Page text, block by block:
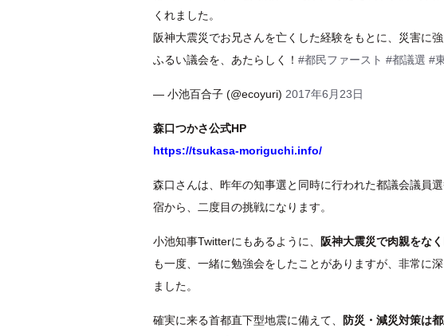
くれました。
阪神大震災でお兄さんを亡くした経験をもとに、災害に
ふるい議会を、あたらしく！ #都民ファースト #都議選 #
— 小池百合子 (@ecoyuri) 2017年6月23日
森口つかさ公式HP
https://tsukasa-moriguchi.info/
森口さんは、昨年の知事選と同時に行われた都議会議員
宿から、二度目の挑戦になります。
小池知事Twitterにもあるように、 阪神大震災で肉親をな
も一度、一緒に勉強会をしたことがありますが、非常に
ました。
確実に来る首都直下型地震に備えて、 防災・減災対策は